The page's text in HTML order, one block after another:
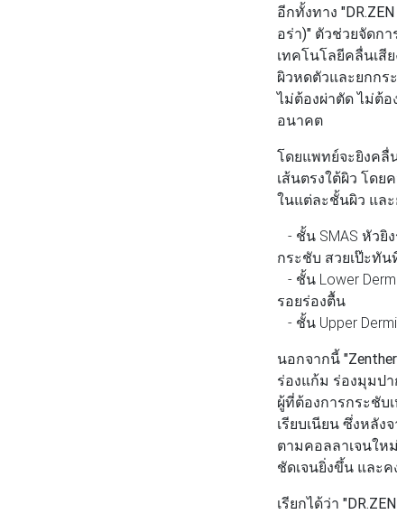
อีกทั้งทาง
อร่า)" ตัวช่วยจัดก
เทคโนโลยีคลื่นเสี
ผิวหดตัวและยกกร
ไม่ต้องผ่าตัด ไม่ต้
อนาคต
โดยแพทย์จะยิงคลื่
เส้นตรงใต้ผิว โด
ในแต่ละชั้นผิว แล
- ชั้น SMAS หัวยิ
กระชับ สวยเป๊ะทั
- ชั้น Lower
รอยร่องตื้น
- ชั้น Upper
นอกจากนี้
ร่องแก้ม ร่องมุมป
ผู้ที่ต้องการกระชับ
เรียบเนียน ซึ่งหลัง
ตามคอลลาเจนให
ชัดเจนยิ่งขึ้น และ
เรียกได้ว่า